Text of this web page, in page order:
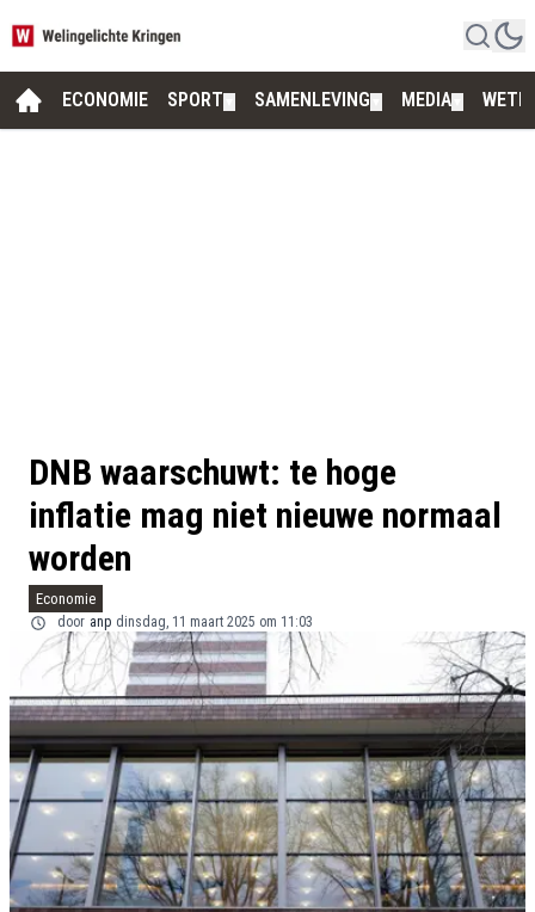
ECONOMIE SPORT SAMENLEVING MEDIA
DNB waarschuwt: te hoge
inflatie mag niet nieuwe normaal
worden
Economie
door anp dinsdag, 11 maart 2025 om 11:03